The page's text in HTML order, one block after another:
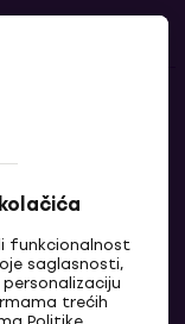
funkcionalnost
saglasnosti,
trećih